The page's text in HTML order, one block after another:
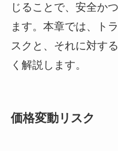
じることで、安全か
ます。本章では、ト
スクと、それに対す
く解説します。
価格変動リスク